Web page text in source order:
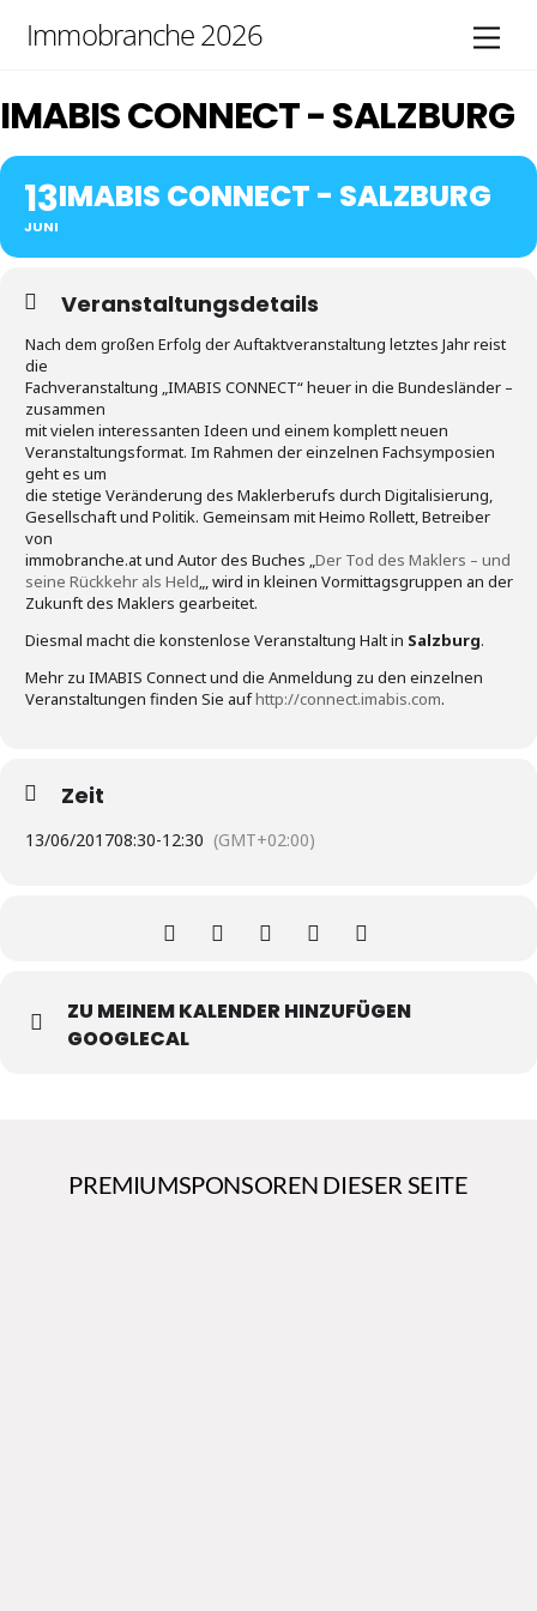
Immobranche 2026
IMABIS CONNECT - SALZBURG
13
JUNI
IMABIS CONNECT - SALZBURG
Veranstaltungsdetails
Nach dem großen Erfolg der Auftaktveranstaltung letztes Jahr reist
die
Fachveranstaltung „IMABIS CONNECT“ heuer in die Bundesländer –
zusammen
mit vielen interessanten Ideen und einem komplett neuen
Veranstaltungsformat. Im Rahmen der einzelnen Fachsymposien
geht es um
die stetige Veränderung des Maklerberufs durch Digitalisierung,
Gesellschaft und Politik. Gemeinsam mit Heimo Rollett, Betreiber
von
immobranche.at und Autor des Buches „Der Tod des Maklers – und
seine Rückkehr als Held„, wird in kleinen Vormittagsgruppen an der
Zukunft des Maklers gearbeitet.
Diesmal macht die konstenlose Veranstaltung Halt in Salzburg.
Mehr zu IMABIS Connect und die Anmeldung zu den einzelnen
Veranstaltungen finden Sie aufhttp://connect.imabis.com.
Zeit
13/06/201708:30-12:30 (GMT+02:00)
ZU MEINEM KALENDER HINZUFÜGEN
GOOGLECAL
PREMIUMSPONSOREN DIESER SEITE